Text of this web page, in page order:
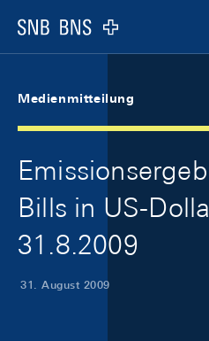
Logo
Medienmitteilung
Bills in US-
31.8.2009
31. August 2009